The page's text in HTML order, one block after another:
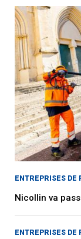
ENTREPRISES DE
Nicollin va
ENTREPRISES DE